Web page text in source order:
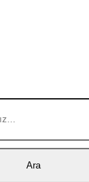
Ara